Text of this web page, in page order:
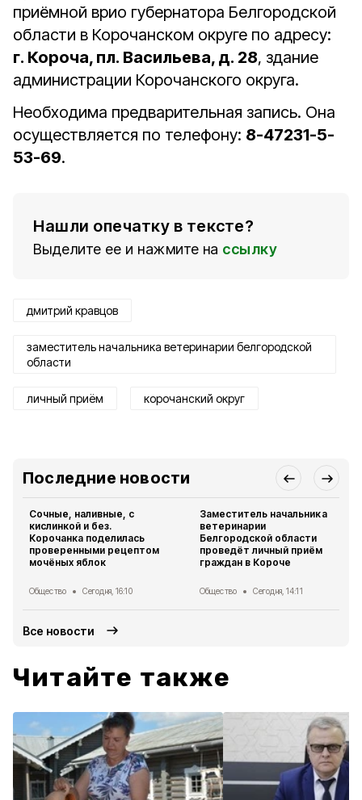
приёмной врио губернатора Белгородской
области в Корочанском округе по адресу:
г. Короча, пл. Васильева, д. 28, здание
администрации Корочанского округа.
Необходима предварительная запись. Она
осуществляется по телефону: 8-47231-5-
53-69.
Нашли опечатку в тексте?
Выделите ее и нажмите на ссылку
дмитрий кравцов
заместитель начальника ветеринарии белгородской
области
личный приём корочанский округ
Последние новости
Сочные, наливные, с
кислинкой и без.
Корочанка поделилась
проверенными рецептом
мочёных яблок
Общество Сегодня, 16:10
Заместитель начальника
ветеринарии
Белгородской области
проведёт личный приём
граждан в Короче
Общество Сегодня, 14:11
Все новости
Читайте также